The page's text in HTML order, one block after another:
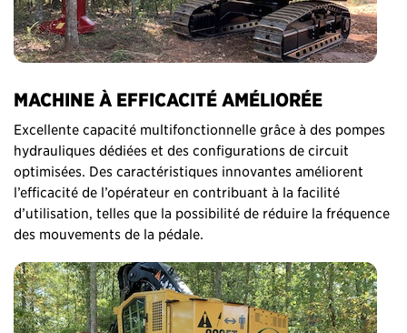
MACHINE À EFFICACITÉ AMÉLIORÉE
Excellente capacité multifonctionnelle grâce à des pompes
hydrauliques dédiées et des configurations de circuit
optimisées. Des caractéristiques innovantes améliorent
l’efficacité de l’opérateur en contribuant à la facilité
d’utilisation, telles que la possibilité de réduire la fréquence
des mouvements de la pédale.